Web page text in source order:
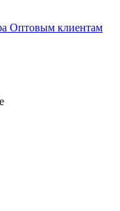
Оптовым клиентам